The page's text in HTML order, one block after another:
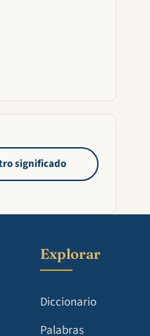
significado
Explorar
Diccionario
Palabras